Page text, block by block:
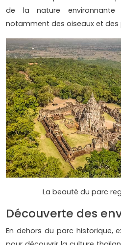
de la nature
notamment des oiseaux et des
La beauté du parc
Découverte des
En dehors du parc historique,